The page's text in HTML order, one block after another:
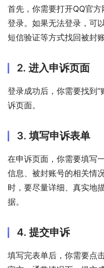
首先，你需要打开QQ官
登录。如果无法登录，可
短信验证等方式找回被封账
2. 进入申诉页面
登录成功后，你需要找到“
诉页面。
3. 填写申诉表单
在申诉页面，你需要填写
信息、被封账号的相关情
时，要尽量详细、真实地
据。
4. 提交申诉
填写完表单后，你需要点